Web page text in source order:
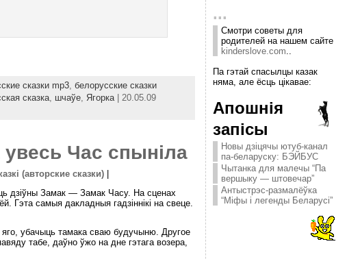
сказки mp3, белорусские сказки
сказка, шчаўе, Ягорка| 20.05.09
увесь Час спыніла
(авторские сказки)|
дзіўны Замак — Замак Часу. На сценах
Гэта самыя дакладныя гадзіннікі на свеце.
яго, убачыць тамака сваю будучыню. Другое
табе, даўно ўжо на дне гэтага возера,
...
Смотри советы для
родителей на нашем сайте
kinderslove.com..
Па гэтай спасылцы казак
няма, але ёсць цікавае:
Апошнія
запісы
Новы дзіцячы ютуб-канал
па-беларуску: БЭЙБУС
Чытанка для малечы “Па
вершыку — штовечар”
Антыстрэс-размалёўка
“Міфы і легенды Беларусі”